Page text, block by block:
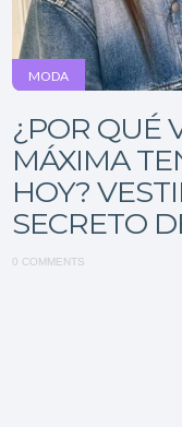
MODA
¿POR QUÉ
MÁXIMA
HOY?
SECRETO
0 COMMENTS